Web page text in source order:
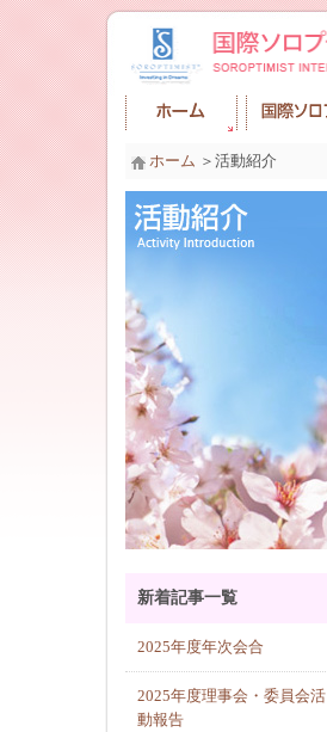
ホーム ＞活動紹介
新着記事一覧
2025年度年次会合
2025年度理事会・委員会活
動報告